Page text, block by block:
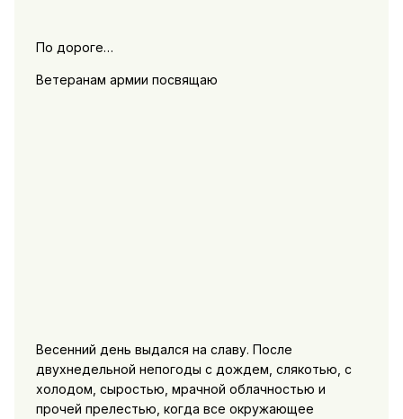
По дороге…
Ветеранам армии посвящаю
Весенний день выдался на славу. После
двухнедельной непогоды с дождем, слякотью, с
холодом, сыростью, мрачной облачностью и
прочей прелестью, когда все окружающее